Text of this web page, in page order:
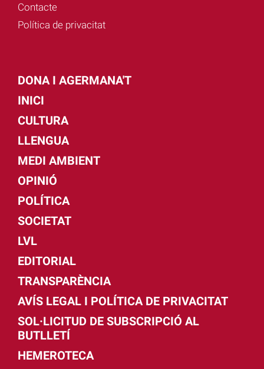
Contacte
Política de privacitat
DONA I AGERMANA'T
INICI
CULTURA
LLENGUA
MEDI AMBIENT
OPINIÓ
POLÍTICA
SOCIETAT
LVL
EDITORIAL
TRANSPARÈNCIA
AVÍS LEGAL I POLÍTICA DE PRIVACITAT
SOL·LICITUD DE SUBSCRIPCIÓ AL
BUTLLETÍ
HEMEROTECA